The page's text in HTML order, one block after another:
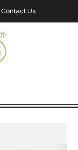
Contact Us